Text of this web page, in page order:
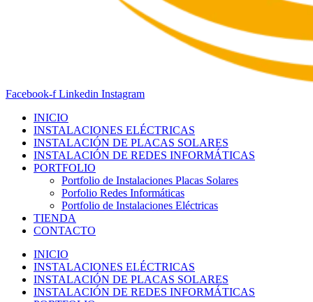
Facebook-f Linkedin Instagram
INICIO
INSTALACIONES ELÉCTRICAS
INSTALACIÓN DE PLACAS SOLARES
INSTALACIÓN DE REDES INFORMÁTICAS
PORTFOLIO
Portfolio de Instalaciones Placas Solares
Porfolio Redes Informáticas
Portfolio de Instalaciones Eléctricas
TIENDA
CONTACTO
INICIO
INSTALACIONES ELÉCTRICAS
INSTALACIÓN DE PLACAS SOLARES
INSTALACIÓN DE REDES INFORMÁTICAS